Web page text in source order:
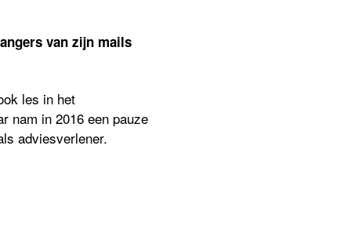
van zijn mails
les in het
nam in 2016 een pauze
adviesverlener.